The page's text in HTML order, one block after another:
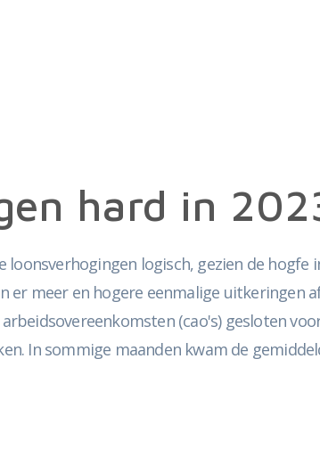
hard in
loonsverhogingen logisch, gezien de
er meer en hogere eenmalige uitkeringen
(cao's) gesloten
In sommige maanden kwam de